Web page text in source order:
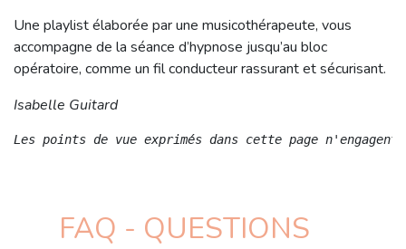
Une playlist élaborée par une musicothérapeute, vous
accompagne de la séance d’hypnose jusqu’au bloc
opératoire, comme un fil conducteur rassurant et sécurisant.
Isabelle Guitard
Les points de vue exprimés dans cette page
FAQ - QUESTIONS